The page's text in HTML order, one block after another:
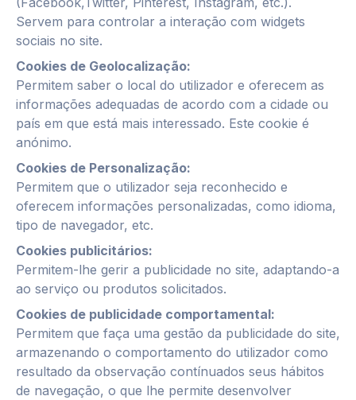
Servem para controlar a interação com widgets
sociais no site.
Cookies de Geolocalização:
Permitem saber o local do utilizador e oferecem as
informações adequadas de acordo com a cidade ou
país em que está mais interessado. Este cookie é
anónimo.
Cookies de Personalização:
Permitem que o utilizador seja reconhecido e
oferecem informações personalizadas, como idioma,
tipo de navegador, etc.
Cookies publicitários:
Permitem-lhe gerir a publicidade no site, adaptando-a
ao serviço ou produtos solicitados.
Cookies de publicidade comportamental:
Permitem que faça uma gestão da publicidade do site,
armazenando o comportamento do utilizador como
resultado da observação contínuados seus hábitos
de navegação, o que lhe permite desenvolver